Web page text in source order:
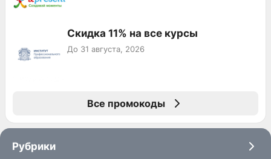
Скидка 11% на все курсы
До 31 августа, 2026
Все промокоды
Рубрики